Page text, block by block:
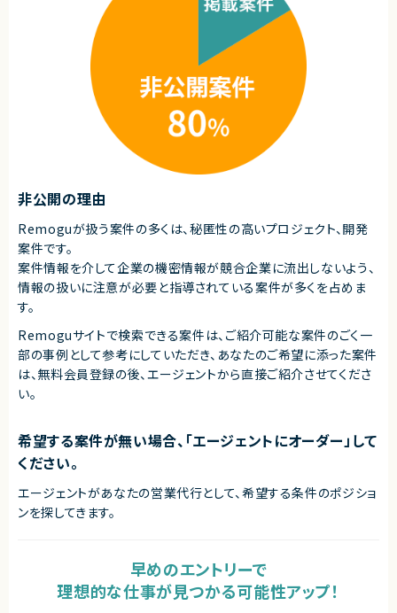
・WebViewラッパー型アプリの開発経験
・iOS／Android両対応のアプリ開発経験
・既存Webサイトを活用したアプリ開発経験
・App Store／Google Playへのストア申請経験
・プッシュ通知またはディープリンクの実装経験
・SPA構成のWebアプリ開発経験
・WebView内の画面遷移、戻る操作、外部リンク制御の経験
・短期開発に対応できる方
・公営競技、投票、決済、会員サービス系の開発経験
・外部Webシステム連携経験
・WebViewとネイティブ間のブリッジ設計経験
・Firebase Cloud Messagingを利用したプッシュ通知経験
・Universal Links／App Links対応経験
・アクセシビリティ対応経験
・パフォーマンス改善経験
・保守運用まで対応可能な方
・小規模チームでの一括提案が可能な会社様
■求める人物像
・Webとアプリの連携設計に強い方
・アプリリリースまで一貫して対応できる方
契約形態
業務委託(準委任契約)
株式会社LASSIC
エージェントから
◎ WebView×SPAというモダンなアーキテクチャに深く関われます！
◎ iOS/Android両方の経験を活かしながらフルスタックに携われる案件で
す！
◎ フルリモートで地方からの参画も可能な柔軟な働き方です！
非公開の理由
Remoguが扱う案件の多くは、秘匿性の高いプロジェクト、開発
案件です。
案件情報を介して企業の機密情報が競合企業に流出しないよう、
情報の扱いに注意が必要と指導されている案件が多くを占めま
す。
Remoguサイトで検索できる案件は、ご紹介可能な案件のごく一
部の事例として参考にしていただき、 あなたのご希望に添った案件
は、無料会員登録の後、エージェントから直接ご紹介させてくださ
い。
希望する案件が無い場合、「エージェントにオーダー」して
ください。
エージェントがあなたの営業代行として、希望する条件のポジショ
ンを探してきます。
早めのエントリーで
理想的な仕事が見つかる可能性アップ！